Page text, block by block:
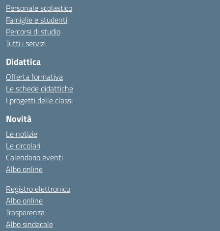
Personale scolastico
Famiglie e studenti
Percorsi di studio
Tutti i servizi
Didattica
Offerta formativa
Le schede didattiche
I progetti delle classi
Novità
Le notizie
Le circolari
Calendario eventi
Albo online
Registro elettronico
Albo online
Trasparenza
Albo sindacale